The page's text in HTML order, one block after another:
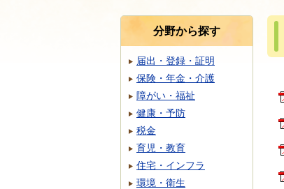
分野から探す
届出・登録・証明
保険・年金・介護
障がい・福祉
健康・予防
税金
育児・教育
住宅・インフラ
環境・衛生